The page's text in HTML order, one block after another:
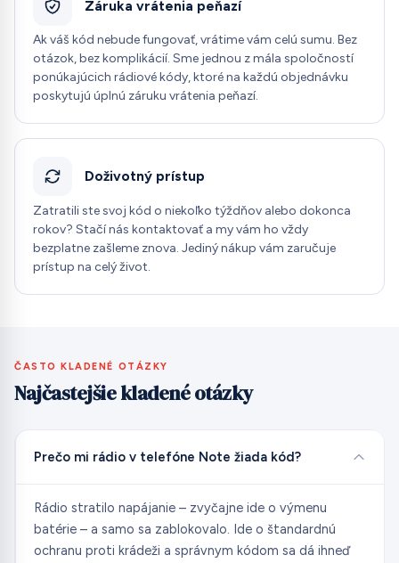
Záruka vrátenia peňazí
Ak váš kód nebude fungovať, vrátime vám celú sumu. Bez
otázok, bez komplikácií. Sme jednou z mála spoločností
ponúkajúcich rádiové kódy, ktoré na každú objednávku
poskytujú úplnú záruku vrátenia peňazí.
Doživotný prístup
Zatratili ste svoj kód o niekoľko týždňov alebo dokonca
rokov? Stačí nás kontaktovať a my vám ho vždy
bezplatne zašleme znova. Jediný nákup vám zaručuje
prístup na celý život.
ČASTO KLADENÉ OTÁZKY
Najčastejšie kladené otázky
Prečo mi rádio v telefóne Note žiada kód?
Rádio stratilo napájanie – zvyčajne ide o výmenu
batérie – a samo sa zablokovalo. Ide o štandardnú
ochranu proti krádeži a správnym kódom sa dá ihneď